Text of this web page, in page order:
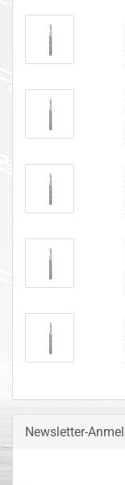
Newsletter-